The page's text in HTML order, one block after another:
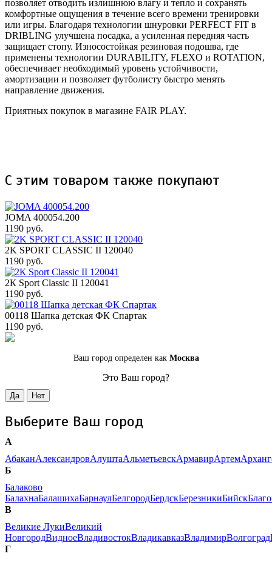
позволяет отводить излишнюю влагу и тепло и сохранять
комфортные ощущения в течение всего времени тренировки
или игры. Благодаря технологии шнуровки PERFECT FIT в
DRIBLING улучшена посадка, а усиленная передняя часть
защищает стопу. Износостойкая резиновая подошва, где
применены технологии DURABILITY, FLEXO и ROTATION,
обеспечивает необходимый уровень устойчивости,
амортизации и позволяет футболисту быстро менять
направление движения.
Приятных покупок в магазине FAIR PLAY.
С этим товаром также покупают
JOMA 400054.200
1190 руб.
2K SPORT CLASSIC II 120040
1190 руб.
2К Sport Classic II 120041
1190 руб.
00118 Шапка детская ФК Спартак
1190 руб.
Ваш город определен как Москва
Это Ваш город?
Да Нет
Выберите Ваш город
А
АбаканАлександровАлуштаАльметьевскАрмавирАртем
Б
Балаково
БалахнаБалашихаБарнаулБелгородБердскБерезникиБийск
В
Великие ЛукиВеликий
НовгородВидноеВладивостокВладикавказВладимирВолгоград
Г